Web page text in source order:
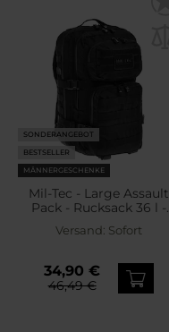
SONDERANGEBOT
BESTSELLER
MÄNNERGESCHENKE
Mil-Tec - Large Assault
Pack - Rucksack 36 l -
Versand: Sofort
34,90 €
46,49 €